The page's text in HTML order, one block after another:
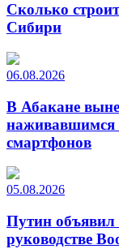
Сколько
Сибири
06.08.2026
В Абакане
смартфонов
05.08.2026
Путин объявил
руководстве